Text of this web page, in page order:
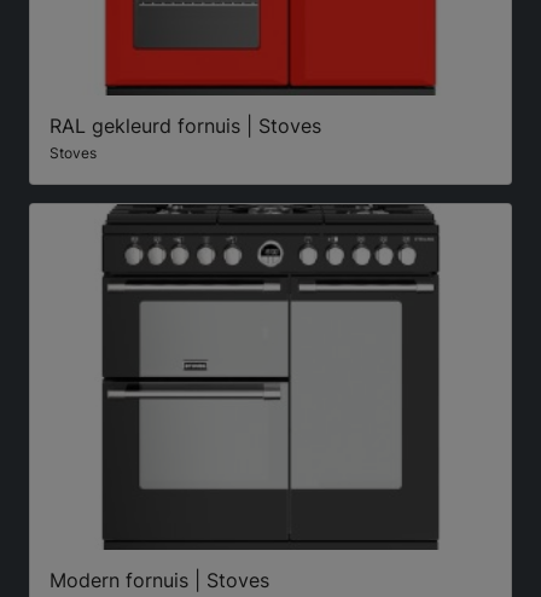
RAL gekleurd fornuis | Stoves
Stoves
Modern fornuis | Stoves